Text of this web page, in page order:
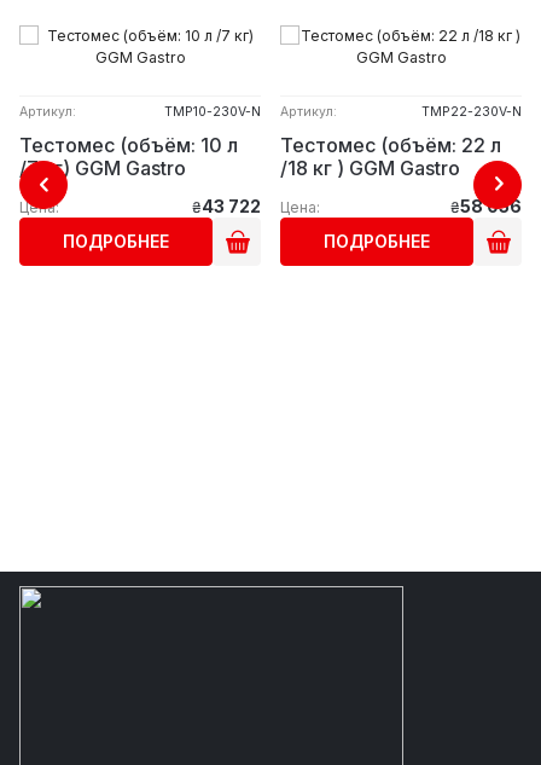
Артикул: TMP10-230V-N
Тестомес (объём: 10 л
/7 кг) GGM Gastro
Цена: ₴43 722
ПОДРОБНЕЕ
Артикул: TMP22-230V-N
Тестомес (объём: 22 л
/18 кг ) GGM Gastro
Цена: ₴58 056
ПОДРОБНЕЕ